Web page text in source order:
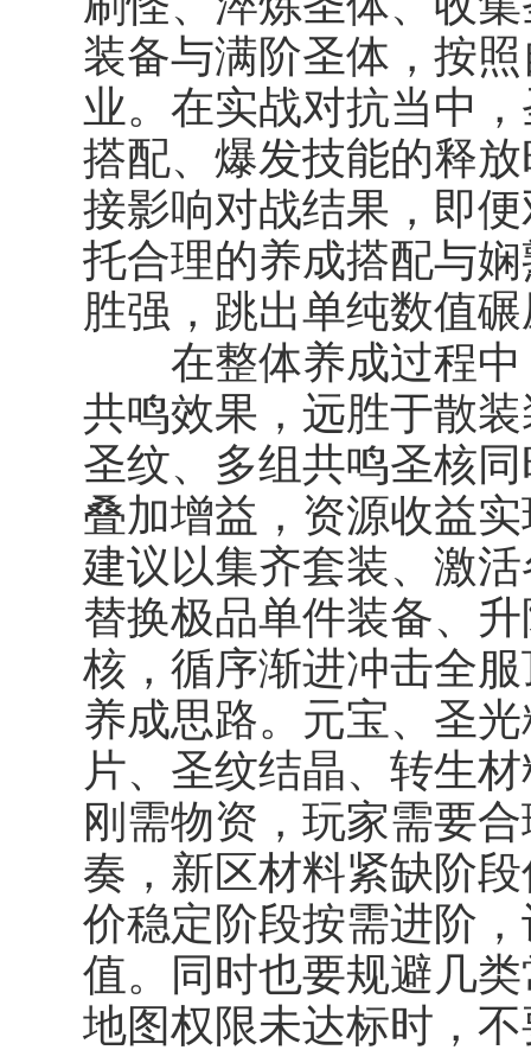
装备与满阶圣体，按
业。在实战对抗当中
搭配、爆发技能的释
接影响对战结果，即
托合理的养成搭配与
胜强，跳出单纯数值
在整体养成过程中
共鸣效果，远胜于散
圣纹、多组共鸣圣核
叠加增益，资源收益
建议以集齐套装、激
替换极品单件装备、
核，循序渐进冲击全
养成思路。元宝、圣
片、圣纹结晶、转生
刚需物资，玩家需要
奏，新区材料紧缺阶
价稳定阶段按需进阶
值。同时也要规避几
地图权限未达标时，